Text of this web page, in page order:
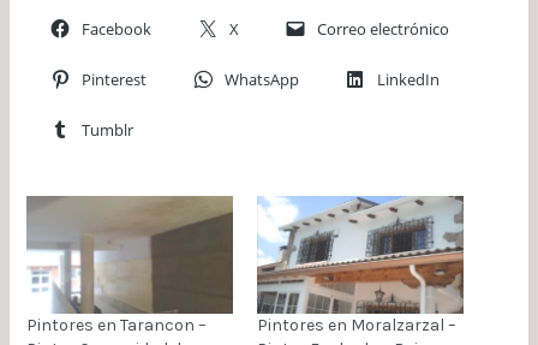
Facebook X Correo electrónico
Pinterest WhatsApp LinkedIn
Tumblr
Pintores en Tarancon –
Pintores en Moralzarzal –